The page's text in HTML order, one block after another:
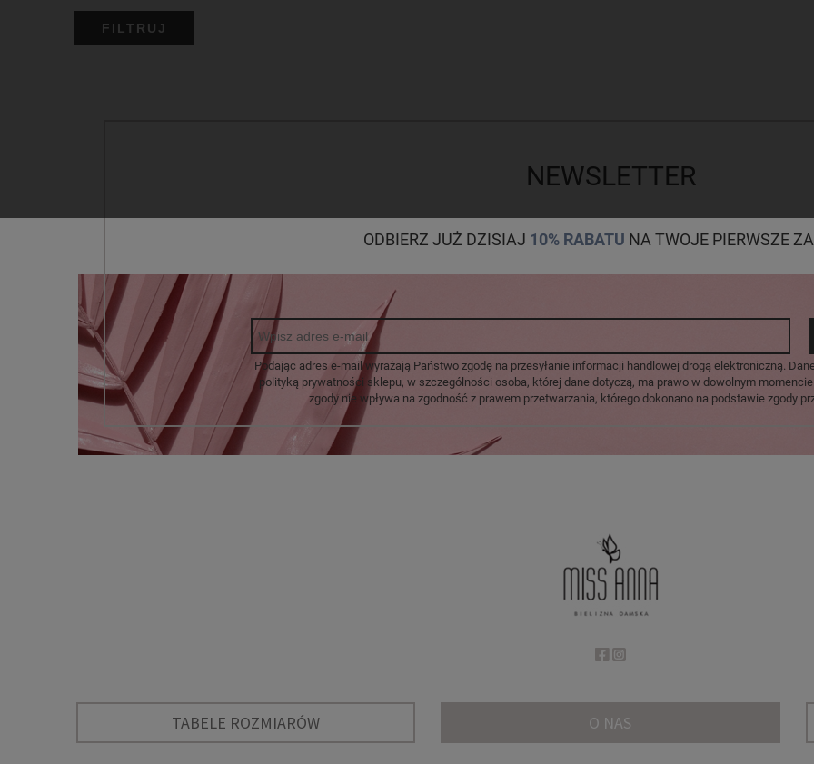
FILTRUJ
NEWSLETTER
ODBIERZ JUŻ DZISIAJ 10% RABATU NA TWOJE PIERWSZE
Podając adres e-mail wyrażają Państwo zgodę na przesyłanie informacji handlowej drogą elektroniczną.
polityką prywatności sklepu, w szczególności osoba, której dane dotyczą, ma prawo w dowolnym
zgody nie wpływa na zgodność z prawem przetwarzania, którego dokonano na podstawie zgody
TABELE ROZMIARÓW O NAS